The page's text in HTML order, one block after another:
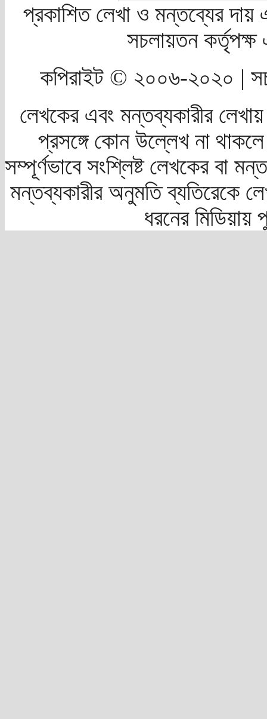
প্রকাশিত লেখা ও মন্তব্যের দায়
সচলায়তন
কপিরাইট © ২০০৬-২০২০ |
লেখকের এবং মন্তব্যকারীর
প্রসঙ্গে কোন উল্লেখ না
সম্পূর্ণভাবে সংশ্লিষ্ট লেখকের বা
মন্তব্যকারীর অনুমতি ব্যতিরেকে
ধরনের মিডিয়ায়